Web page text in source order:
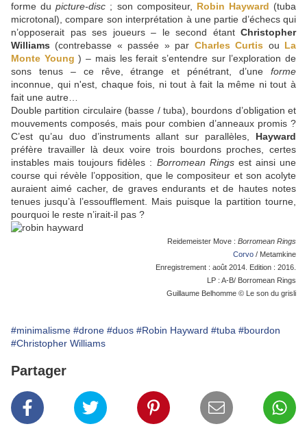
forme du picture-disc ; son compositeur, Robin Hayward (tuba
microtonal), compare son interprétation à une partie d’échecs qui
n’opposerait pas ses joueurs – le second étant Christopher
Williams (contrebasse « passée » par Charles Curtis ou La
Monte Young ) – mais les ferait s’entendre sur l’exploration de
sons tenus – ce rêve, étrange et pénétrant, d’une forme
inconnue, qui n'est, chaque fois, ni tout à fait la même ni tout à
fait une autre…
Double partition circulaire (basse / tuba), bourdons d’obligation et
mouvements composés, mais pour combien d’anneaux promis ?
C’est qu’au duo d’instruments allant sur parallèles, Hayward
préfère travailler là deux voire trois bourdons proches, certes
instables mais toujours fidèles : Borromean Ringsest ainsi une
course qui révèle l’opposition, que le compositeur et son acolyte
auraient aimé cacher, de graves endurants et de hautes notes
tenues jusqu’à l’essoufflement. Mais puisque la partition tourne,
pourquoi le reste n’irait-il pas ?
Reidemeister Move : Borromean Rings
Corvo / Metamkine
Enregistrement : août 2014. Edition : 2016.
LP : A-B/ Borromean Rings
Guillaume Belhomme © Le son du grisli
#minimalisme #drone #duos #Robin Hayward #tuba #bourdon
#Christopher Williams
Partager